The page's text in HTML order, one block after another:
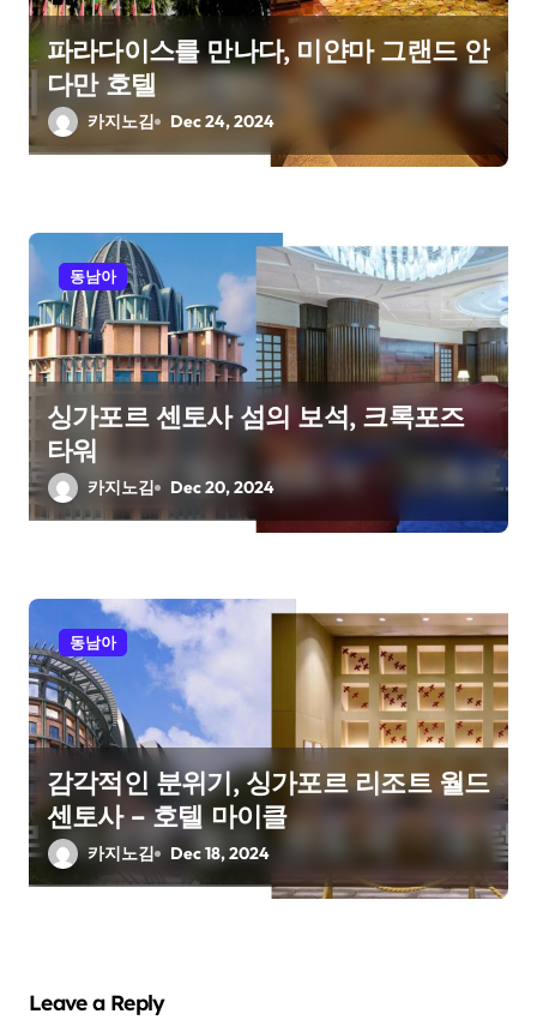
i
o
n
파라다이스를 만나다, 미얀마 그랜드 안
다만 호텔
카지노김 Dec 24, 2024
동남아
싱가포르 센토사 섬의 보석, 크록포즈
타워
카지노김 Dec 20, 2024
동남아
감각적인 분위기, 싱가포르 리조트 월드
센토사 – 호텔 마이클
카지노김 Dec 18, 2024
Leave a Reply